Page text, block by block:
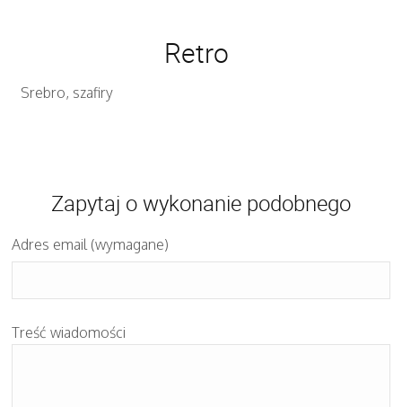
Retro
Srebro, szafiry
Zapytaj o wykonanie podobnego
Adres email (wymagane)
Treść wiadomości